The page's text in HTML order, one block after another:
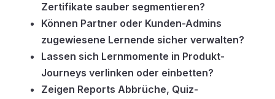
Zertifikate sauber segmentieren?
Können Partner oder Kunden-Admins
zugewiesene Lernende sicher verwalten?
Lassen sich Lernmomente in Produkt-
Journeys verlinken oder einbetten?
Zeigen Reports Abbrüche, Quiz-